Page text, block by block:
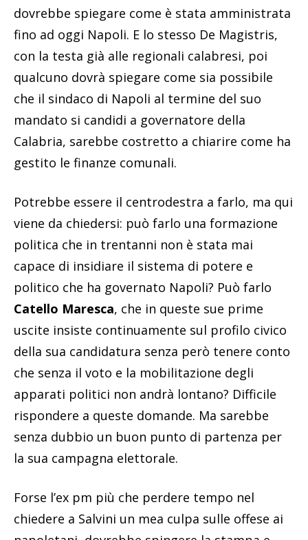
dovrebbe spiegare come è stata amministrata
fino ad oggi Napoli. E lo stesso De Magistris,
con la testa già alle regionali calabresi, poi
qualcuno dovrà spiegare come sia possibile
che il sindaco di Napoli al termine del suo
mandato si candidi a governatore della
Calabria, sarebbe costretto a chiarire come ha
gestito le finanze comunali.
Potrebbe essere il centrodestra a farlo, ma qui
viene da chiedersi: può farlo una formazione
politica che in trentanni non è stata mai
capace di insidiare il sistema di potere e
politico che ha governato Napoli? Può farlo
Catello Maresca, che in queste sue prime
uscite insiste continuamente sul profilo civico
della sua candidatura senza però tenere conto
che senza il voto e la mobilitazione degli
apparati politici non andrà lontano? Difficile
rispondere a queste domande. Ma sarebbe
senza dubbio un buon punto di partenza per
la sua campagna elettorale.
Forse l’ex pm più che perdere tempo nel
chiedere a Salvini un mea culpa sulle offese ai